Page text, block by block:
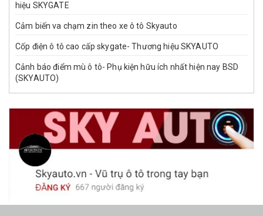
hiệu SKYGATE
Cảm biến va chạm zin theo xe ô tô Skyauto
Cốp điện ô tô cao cấp skygate- Thương hiệu SKYAUTO
Cảnh báo điểm mù ô tô- Phụ kiện hữu ích nhất hiện nay BSD
(SKYAUTO)